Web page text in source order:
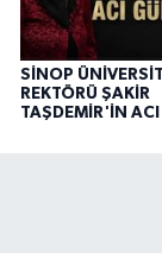
SİNOP
REKTÖRÜ ŞAKİR
TAŞDEMİR'İN